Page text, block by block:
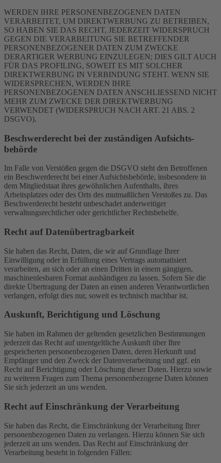
WERDEN IHRE PERSONENBEZOGENEN DATEN
VERARBEITET, UM DIREKTWERBUNG ZU BETREIBEN,
SO HABEN SIE DAS RECHT, JEDERZEIT WIDERSPRUCH
GEGEN DIE VERARBEITUNG SIE BETREFFENDER
PERSONENBEZOGENER DATEN ZUM ZWECKE
DERARTIGER WERBUNG EINZULEGEN; DIES GILT AUCH
FÜR DAS PROFILING, SOWEIT ES MIT SOLCHER
DIREKTWERBUNG IN VERBINDUNG STEHT. WENN SIE
WIDERSPRECHEN, WERDEN IHRE
PERSONENBEZOGENEN DATEN ANSCHLIESSEND NICHT
MEHR ZUM ZWECKE DER DIREKTWERBUNG
VERWENDET (WIDERSPRUCH NACH ART. 21 ABS. 2
DSGVO).
Beschwerde­recht bei der zuständigen Aufsichts­
behörde
Im Falle von Verstößen gegen die DSGVO steht den Betroffenen
ein Beschwerderecht bei einer Aufsichtsbehörde, insbesondere in
dem Mitgliedstaat ihres gewöhnlichen Aufenthalts, ihres
Arbeitsplatzes oder des Orts des mutmaßlichen Verstoßes zu. Das
Beschwerderecht besteht unbeschadet anderweitiger
verwaltungsrechtlicher oder gerichtlicher Rechtsbehelfe.
Recht auf Daten­übertrag­barkeit
Sie haben das Recht, Daten, die wir auf Grundlage Ihrer
Einwilligung oder in Erfüllung eines Vertrags automatisiert
verarbeiten, an sich oder an einen Dritten in einem gängigen,
maschinenlesbaren Format aushändigen zu lassen. Sofern Sie die
direkte Übertragung der Daten an einen anderen Verantwortlichen
verlangen, erfolgt dies nur, soweit es technisch machbar ist.
Auskunft, Berichtigung und Löschung
Sie haben im Rahmen der geltenden gesetzlichen Bestimmungen
jederzeit das Recht auf unentgeltliche Auskunft über Ihre
gespeicherten personenbezogenen Daten, deren Herkunft und
Empfänger und den Zweck der Datenverarbeitung und ggf. ein
Recht auf Berichtigung oder Löschung dieser Daten. Hierzu sowie
zu weiteren Fragen zum Thema personenbezogene Daten können
Sie sich jederzeit an uns wenden.
Recht auf Einschränkung der Verarbeitung
Sie haben das Recht, die Einschränkung der Verarbeitung Ihrer
personenbezogenen Daten zu verlangen. Hierzu können Sie sich
jederzeit an uns wenden. Das Recht auf Einschränkung der
Verarbeitung besteht in folgenden Fällen: